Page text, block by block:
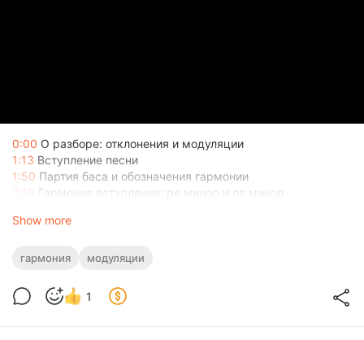
0:00 О разборе: отклонения и модуляции
1:13 Вступление песни
1:50 Партия баса и обозначения гармонии
2:10 Гармония вступления: ре минор и ля минор
Show more
гармония модуляции
1